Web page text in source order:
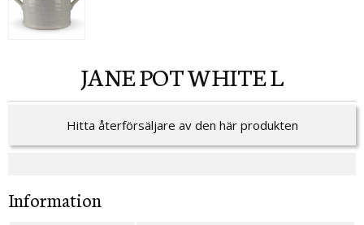
JANE POT WHITE L
Hitta återförsäljare av den här produkten
Information